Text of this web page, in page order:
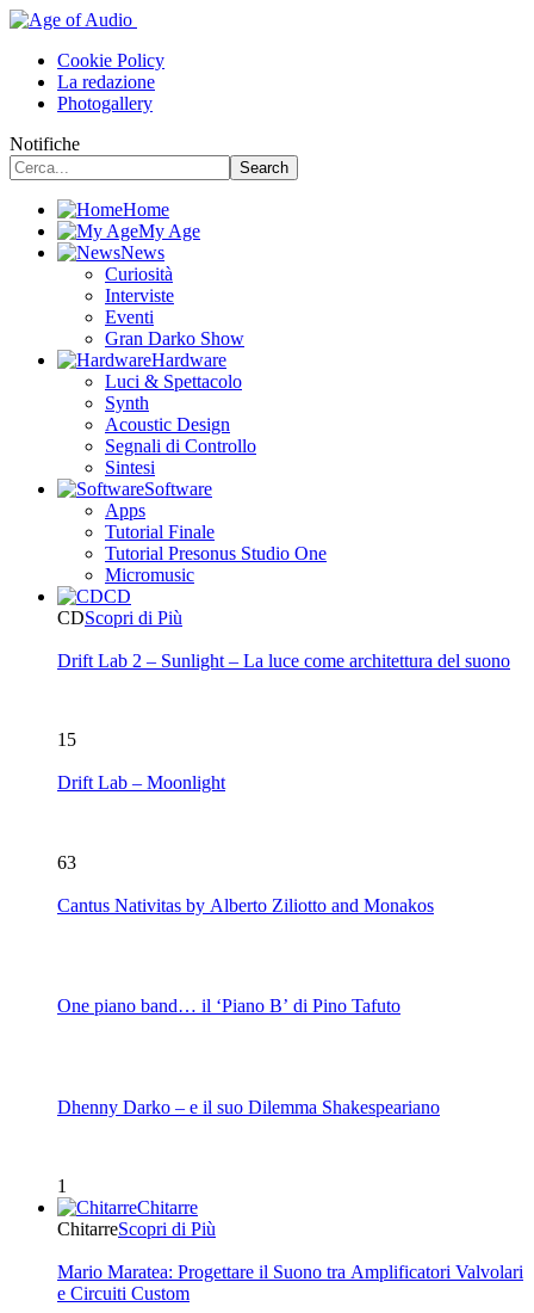
Cookie Policy
La redazione
Photogallery
Notifiche
Home
My Age
News
Curiosità
Interviste
Eventi
Gran Darko Show
Hardware
Luci & Spettacolo
Synth
Acoustic Design
Segnali di Controllo
Sintesi
Software
Apps
Tutorial Finale
Tutorial Presonus Studio One
Micromusic
CD
CDScopri di Più
Drift Lab 2 – Sunlight – La luce come architettura del suono
15
Drift Lab – Moonlight
63
Cantus Nativitas by Alberto Ziliotto and Monakos
One piano band… il ‘Piano B’ di Pino Tafuto
Dhenny Darko – e il suo Dilemma Shakespeariano
1
Chitarre
ChitarreScopri di Più
Mario Maratea: Progettare il Suono tra Amplificatori Valvolari
e Circuiti Custom